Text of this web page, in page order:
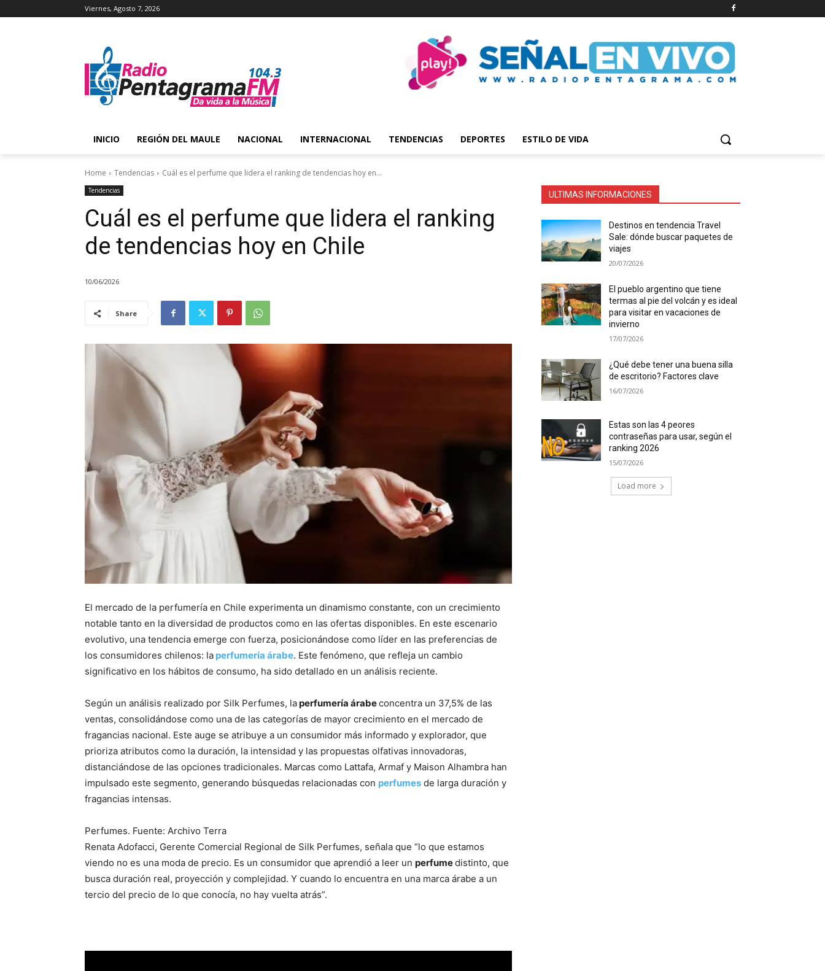
Viernes, Agosto 7, 2026
INICIO REGIÓN DEL MAULE NACIONAL INTERNACIONAL TENDENCIAS DEPORTES ESTILO DE VIDA
Home Tendencias Cuál es el perfume que lidera el ranking de tendencias hoy en...
Tendencias
Cuál es el perfume que lidera el ranking
de tendencias hoy en Chile
10/06/2026
Share
El mercado de la perfumería en Chile experimenta un dinamismo constante, con un crecimiento
notable tanto en la diversidad de productos como en las ofertas disponibles. En este escenario
evolutivo, una tendencia emerge con fuerza, posicionándose como líder en las preferencias de
los consumidores chilenos: la perfumería árabe. Este fenómeno, que refleja un cambio
significativo en los hábitos de consumo, ha sido detallado en un análisis reciente.
Según un análisis realizado por Silk Perfumes, laperfumería árabeconcentra un 37,5% de las
ventas, consolidándose como una de las categorías de mayor crecimiento en el mercado de
fragancias nacional. Este auge se atribuye a un consumidor más informado y explorador, que
prioriza atributos como la duración, la intensidad y las propuestas olfativas innovadoras,
distanciándose de las opciones tradicionales. Marcas como Lattafa, Armaf y Maison Alhambra han
impulsado este segmento, generando búsquedas relacionadas con perfumes de larga duración y
fragancias intensas.
Perfumes. Fuente: Archivo Terra
Renata Adofacci, Gerente Comercial Regional de Silk Perfumes, señala que “lo que estamos
viendo no es una moda de precio. Es un consumidor que aprendió a leer un perfumedistinto, que
busca duración real, proyección y complejidad. Y cuando lo encuentra en una marca árabe a un
tercio del precio de lo que conocía, no hay vuelta atrás”.
ULTIMAS INFORMACIONES
Destinos en tendencia Travel
Sale: dónde buscar paquetes de
viajes
20/07/2026
El pueblo argentino que tiene
termas al pie del volcán y es ideal
para visitar en vacaciones de
invierno
17/07/2026
¿Qué debe tener una buena silla
de escritorio? Factores clave
16/07/2026
Estas son las 4 peores
contraseñas para usar, según el
ranking 2026
15/07/2026
Load more